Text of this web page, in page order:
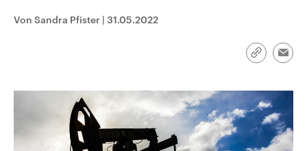
Sendungen Programm
Von Sandra Pfister | 31.05.2022
Link